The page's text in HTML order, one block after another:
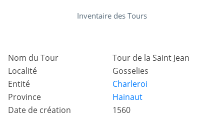
Inventaire des Tours
Nom du Tour
Tour de la Saint Jean
Localité
Gosselies
Entité
Charleroi
Province
Hainaut
Date de création
1560